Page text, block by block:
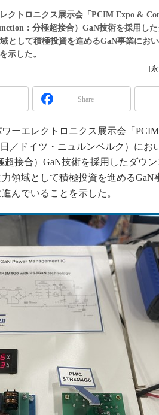
起こったこと、次の10年
と
探るアジアの新トレンド
ンジニア”が仕掛けた社内
の180日
通信
スト「未来展望」
されないエンジニア」の
動論
クトロニクス展示会「PCIM Expo &
：分極超接合）GaN技術を採用し
として積極投資を進めるGaN事業にお
示した。
[
Share
ーエレクトロニクス展示会「
日／ドイツ・ニュルンベルク）にお
超接合）GaN技術を採用したダウ
領域として積極投資を進めるGaN
んでいることを示した。